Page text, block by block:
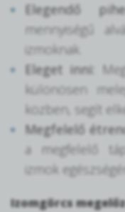
Elegendő
mennyiségű
izmoknak.
Eleget inni:
különösen
közben, segít
Megfelelő
a megfelelő
izmok
Izomgörcs